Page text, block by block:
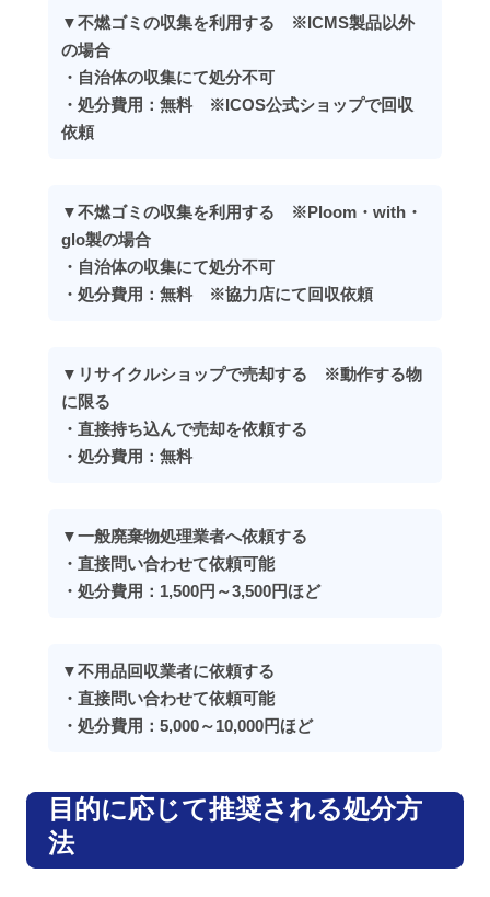
▼不燃ゴミの収集を利用する ※ICMS製品以外
の場合
・自治体の収集にて処分不可
・処分費用：無料 ※ICOS公式ショップで回収
依頼
▼不燃ゴミの収集を利用する ※Ploom・with・
glo製の場合
・自治体の収集にて処分不可
・処分費用：無料 ※協力店にて回収依頼
▼リサイクルショップで売却する ※動作する物
に限る
・直接持ち込んで売却を依頼する
・処分費用：無料
▼一般廃棄物処理業者へ依頼する
・直接問い合わせて依頼可能
・処分費用：1,500円～3,500円ほど
▼不用品回収業者に依頼する
・直接問い合わせて依頼可能
・処分費用：5,000～10,000円ほど
目的に応じて推奨される処分方
法